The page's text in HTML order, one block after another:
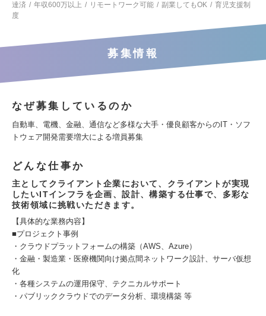
達済
年収600万以上 リモートワーク可能 副業してもOK
育児支援制
度
募集情報
なぜ募集しているのか
自動車、電機、金融、通信など多様な大手・優良顧客からのIT・ソフ
トウェア開発需要増大による増員募集
どんな仕事か
主としてクライアント企業において、クライアントが実現
したいITインフラを企画、設計、構築する仕事で、多彩な
技術領域に挑戦いただきます。
【具体的な業務内容】
■プロジェクト事例
・クラウドプラットフォームの構築（AWS、Azure）
・金融・製造業・医療機関向け拠点間ネットワーク設計、サーバ仮想
化
・各種システムの運用保守、テクニカルサポート
・パブリッククラウドでのデータ分析、環境構築 等